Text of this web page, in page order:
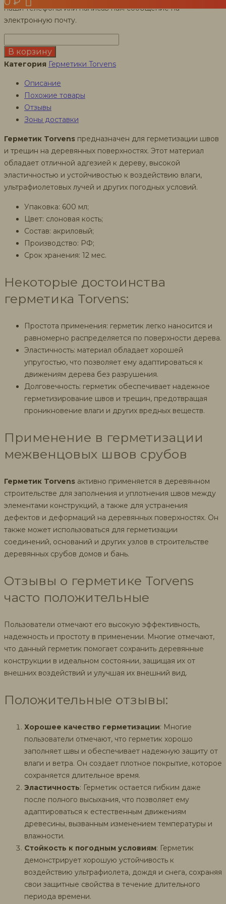
наши телефоны или написав нам сообщение на
электронную почту.
товара
Герметик
швов
Torvens,
600
слоновая
кость
В корзину
Категория Герметики Torvens
Описание
Похожие товары
Отзывы
Зоны доставки
Герметик Torvens предназначен для герметизации швов
и трещин на деревянных поверхностях. Этот материал
обладает отличной адгезией к дереву, высокой
эластичностью и устойчивостью к воздействию влаги,
ультрафиолетовых лучей и других погодных условий.
Упаковка: 600 мл;
Цвет: слоновая кость;
Состав: акриловый;
Производство: РФ;
Срок хранения: 12 мес.
Некоторые достоинства
герметика Torvens:
Простота применения: герметик легко наносится и
равномерно распределяется по поверхности дерева.
Эластичность: материал обладает хорошей
упругостью, что позволяет ему адаптироваться к
движениям дерева без разрушения.
Долговечность: герметик обеспечивает надежное
герметизирование швов и трещин, предотвращая
проникновение влаги и других вредных веществ.
Применение в герметизации
межвенцовых швов срубов
Герметик Torvens активно применяется в деревянном
строительстве для заполнения и уплотнения швов между
элементами конструкций, а также для устранения
дефектов и деформаций на деревянных поверхностях. Он
также может использоваться для герметизации
соединений, оснований и других узлов в строительстве
деревянных срубов домов и бань.
Отзывы о герметике Torvens
часто положительные
Пользователи отмечают его высокую эффективность,
надежность и простоту в применении. Многие отмечают,
что данный герметик помогает сохранить деревянные
конструкции в идеальном состоянии, защищая их от
внешних воздействий и улучшая их внешний вид.
Положительные отзывы:
Хорошее качество герметизации: Многие
пользователи отмечают, что герметик хорошо
заполняет швы и обеспечивает надежную защиту от
влаги и ветра. Он создает плотное покрытие, которое
сохраняется длительное время.
Эластичность: Герметик остается гибким даже
после полного высыхания, что позволяет ему
адаптироваться к естественным движениям
древесины, вызванным изменением температуры и
влажности.
Стойкость к погодным условиям: Герметик
демонстрирует хорошую устойчивость к
воздействию ультрафиолета, дождя и снега, сохраняя
свои защитные свойства в течение длительного
периода времени.